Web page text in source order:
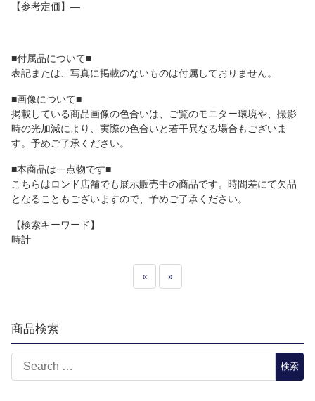
【参考定価】―
■付属品について■
表記または、写真に掲載のないものは付属しておりません。
■画像について■
掲載している商品画像の色合いは、ご覧のモニター環境や、撮影
時の光加減により、実際の色合いと若干異なる場合もございま
す。予めご了承ください。
■本商品は一点物です■
こちらはロンド店舗でも展示販売中の商品です。時間差にて欠品
となることもございますので、予めご了承ください。
【検索キーワード】
時計
« »
商品検索